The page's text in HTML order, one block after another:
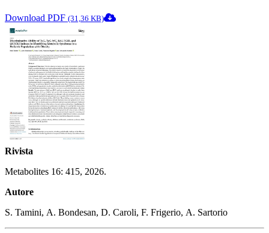
Download PDF (31,36 KB)
Rivista
Metabolites 16: 415, 2026.
Autore
S. Tamini, A. Bondesan, D. Caroli, F. Frigerio, A. Sartorio